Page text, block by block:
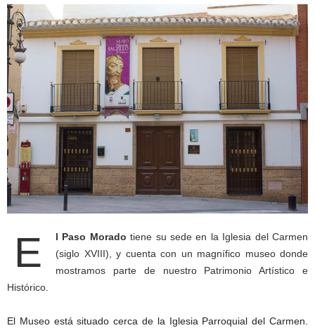
E l Paso Morado tiene su sede en la Iglesia del Carmen
(siglo XVIII), y cuenta con un magnífico museo donde
mostramos parte de nuestro Patrimonio Artístico e
Histórico.
El Museo está situado cerca de la Iglesia Parroquial del Carmen.